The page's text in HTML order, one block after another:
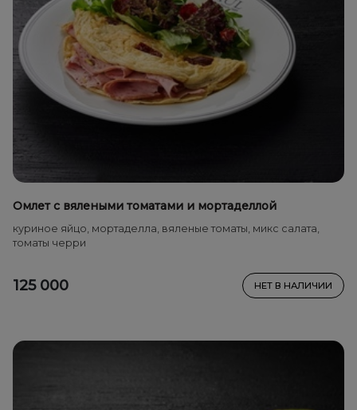
Омлет с вялеными томатами и мортаделлой
куриное яйцо, мортаделла, вяленые томаты, микс салата,
томаты черри
125 000 НЕТ В НАЛИЧИИ